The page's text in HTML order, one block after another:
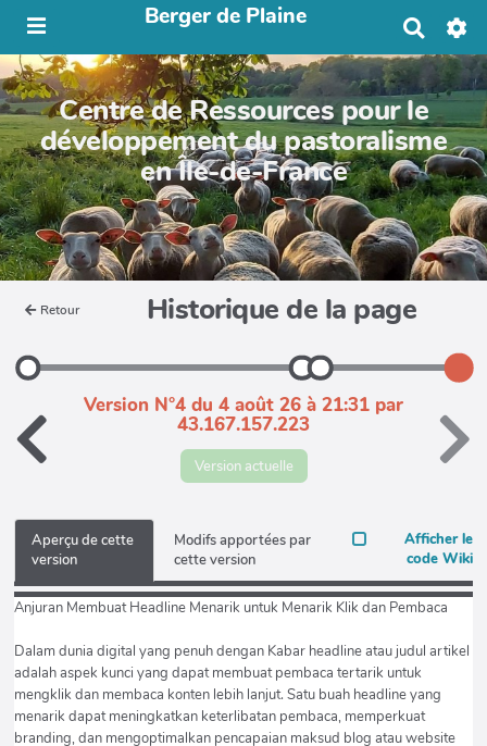
Berger de Plaine
h
e
r
c
h
e
r
Centre de Ressources pour le
développement du pastoralisme
en Île-de-France
Retour Historique de la page
Version N°4 du 4 août 26 à 21:31 par
43.167.157.223
Version actuelle
Aperçu de cette
version
Modifs apportées par
cette version
Afficher le
code Wiki